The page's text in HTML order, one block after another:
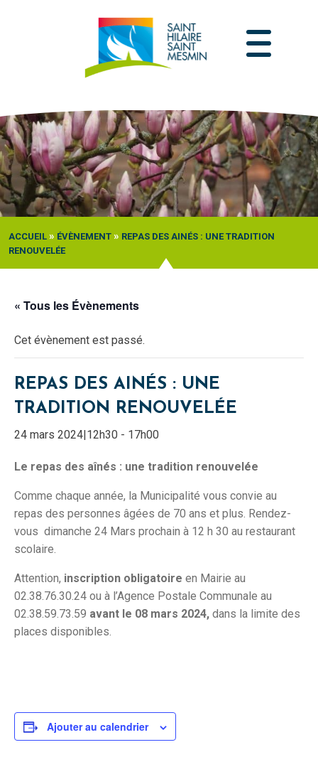
ACCUEIL » ÉVÈNEMENT » REPAS DES AINÉS : UNE TRADITION
RENOUVELÉE
« Tous les Évènements
Cet évènement est passé.
REPAS DES AINÉS : UNE
TRADITION RENOUVELÉE
24 mars 2024|12h30 - 17h00
Le repas des aînés : une tradition renouvelée
Comme chaque année, la Municipalité vous convie au
repas des personnes âgées de 70 ans et plus. Rendez-
vous dimanche 24 Mars prochain à 12 h 30 au restaurant
scolaire.
Attention, inscription obligatoire en Mairie au
02.38.76.30.24 ou à l’Agence Postale Communale au
02.38.59.73.59 avant le 08 mars 2024, dans la limite des
places disponibles.
Ajouter au calendrier